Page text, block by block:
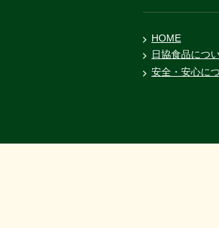
HOME
日協食品につ
安全・安心に